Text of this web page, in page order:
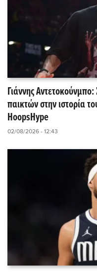
Γιάννης
παικτών στην ιστορία
HoopsHype
02/08/2026 - 12:43